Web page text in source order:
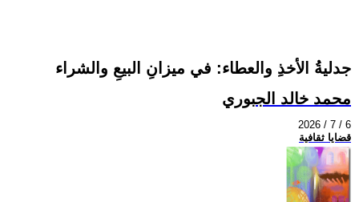
جدليةُ الأخذِ والعطاء: في ميزانِ البيعِ والشراء
محمد خالد الجبوري
2026 / 7 / 6
قضايا ثقافية